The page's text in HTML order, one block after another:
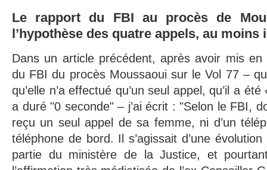
Le rapport du FBI au procès de
l’hypothèse des quatre appels, au
Dans un article précédent, après avoir mis en
du FBI du procès Moussaoui sur le Vol 77 –
qu’elle n’a effectué qu’un seul appel, qu’il a
a duré "0 seconde" – j’ai écrit : "Selon le FBI,
reçu un seul appel de sa femme, ni d’un
téléphone de bord. Il s’agissait d’une
partie du ministère de la Justice, et